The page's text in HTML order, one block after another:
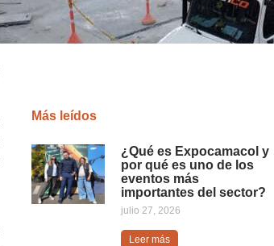
Más leídos
¿Qué es Expocamacol y
por qué es uno de los
eventos más
importantes del sector?
julio 27, 2026
Leer más